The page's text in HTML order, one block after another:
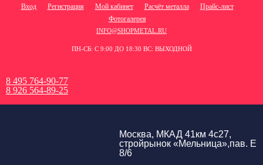
Вход Регистрация Мой кабинет Расчёт металла
Прайс-лист
Фотогалерея
INFO@SHOPMETAL.RU
ПН-СБ: С 9:00 ДО 18:30 ВС: ВЫХОДНОЙ
8 495 764-90-77
8 926 564-89-25
Москва, МКАД 41км 4с27,
стройрынок «Мельница»,пав. Е
8/6